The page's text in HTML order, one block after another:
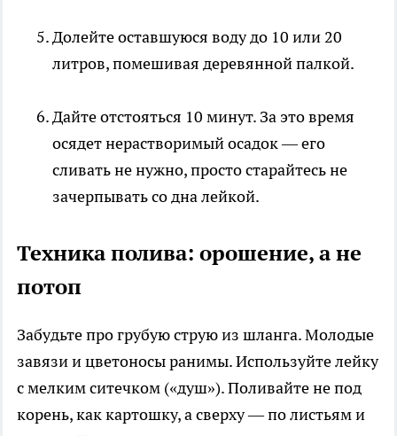
Долейте оставшуюся воду до 10 или 20
литров, помешивая деревянной палкой.
Дайте отстояться 10 минут. За это время
осядет нерастворимый осадок — его
сливать не нужно, просто старайтесь не
зачерпывать со дна лейкой.
Техника полива: орошение, а не
потоп
Забудьте про грубую струю из шланга. Молодые
завязи и цветоносы ранимы. Используйте лейку
с мелким ситечком («душ»). Поливайте не под
корень, как картошку, а сверху — по листьям и